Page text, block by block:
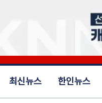
최신뉴스 한인뉴스